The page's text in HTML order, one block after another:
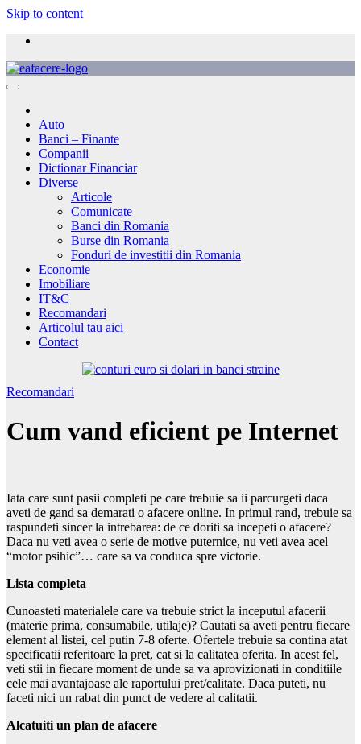
Skip to content
Auto
Banci – Finante
Companii
Dictionar Financiar
Diverse
Articole
Comunicate
Banci din Romania
Burse din Romania
Fonduri de investitii din Romania
Economie
Imobiliare
IT&C
Recomandari
Articolul tau aici
Contact
Recomandari
Cum vand eficient pe Internet
Iata care sunt pasii completi pe care trebuie sa ii parcurgeti daca
aveti de gand sa demarati o afacere online. In primul rand, trebuie sa
raspundeti sincer la intrebarea: de ce doriti sa incepeti o afacere?
Daca nu veti avea o serie de motive puternice, nu veti avea acel
“motor psihic”… care sa va conduca spre victorie.
Lista completa
Cunoasteti materialele care va trebuie strict la inceputul afacerii
(materie prima, consumabile, utilaje)? Cautati sa aveti pentru fiecare
element al listei, cel putin 7-8 oferte. Ofertele trebuie sa contina atat
specificatii referitoare la pret, cat si la calitatea oferita. In acest fel,
veti stii in fiecare moment de unde sa va aprovizionati in conditiile
cele mai avantajoase ale raportului pret/calitate. Daca puteti, nu
faceti nici un rabat din punct de vedere al calitatii.
Alcatuiti un plan de afacere